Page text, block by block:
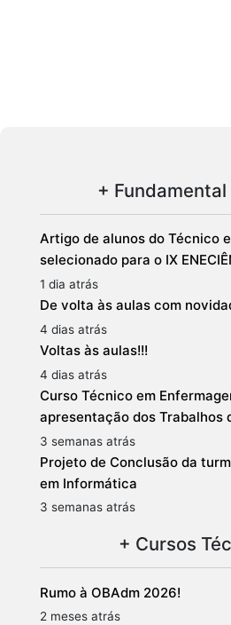
+ Fundamental
Artigo de alunos do Técnico
selecionado para o IX
1 dia atrás
De volta às aulas com
4 dias atrás
Voltas às aulas!!!
4 dias atrás
Curso Técnico em
apresentação dos Trabalhos
3 semanas atrás
Projeto de Conclusão da
em Informática
3 semanas atrás
+ Cursos
Rumo à OBAdm 2026!
2 meses atrás